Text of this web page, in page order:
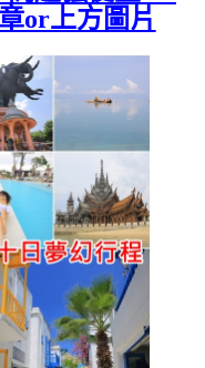
or上方圖片